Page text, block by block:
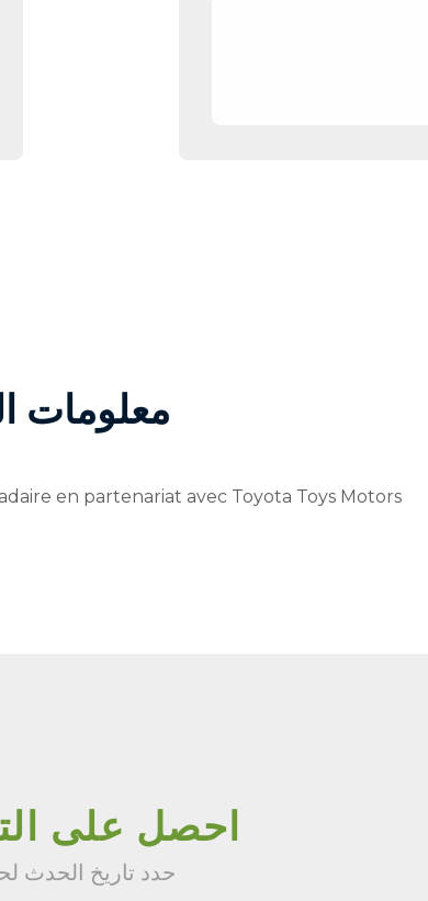
معلومات
en partenariat avec Toyota Toys Motors
احصل على
حدد تاريخ الحدث